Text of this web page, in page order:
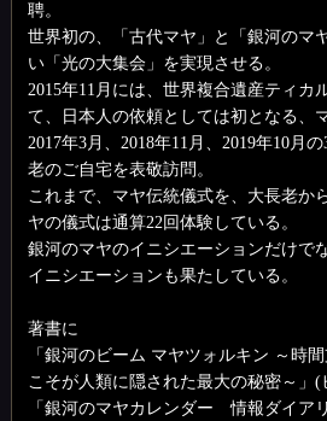
聘。
世界初の、「古代マヤ」と「銀河のマ
い「光の大集会」を実現させる。
2015年11月には、世界複合遺産ティカ
て、日本人の依頼としては初となる、
2017年3月、2018年11月、2019年10月
老のご自宅を表敬訪問。
これまで、マヤ伝統儀式を、大長老か
ヤの儀式は通算22回体験している。
銀河のマヤのイニシエーションだけで
イニシエーションも果たしている。
著書に
「銀河のビーム マヤツォルキン ～時
こそが人類に隠された最大の秘密～」(
「銀河のマヤカレンダー 情報ダイア